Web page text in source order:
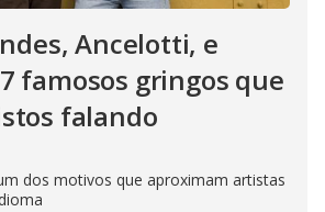
Ancelotti, e
famosos gringos que
falando
dos motivos que aproximam artistas